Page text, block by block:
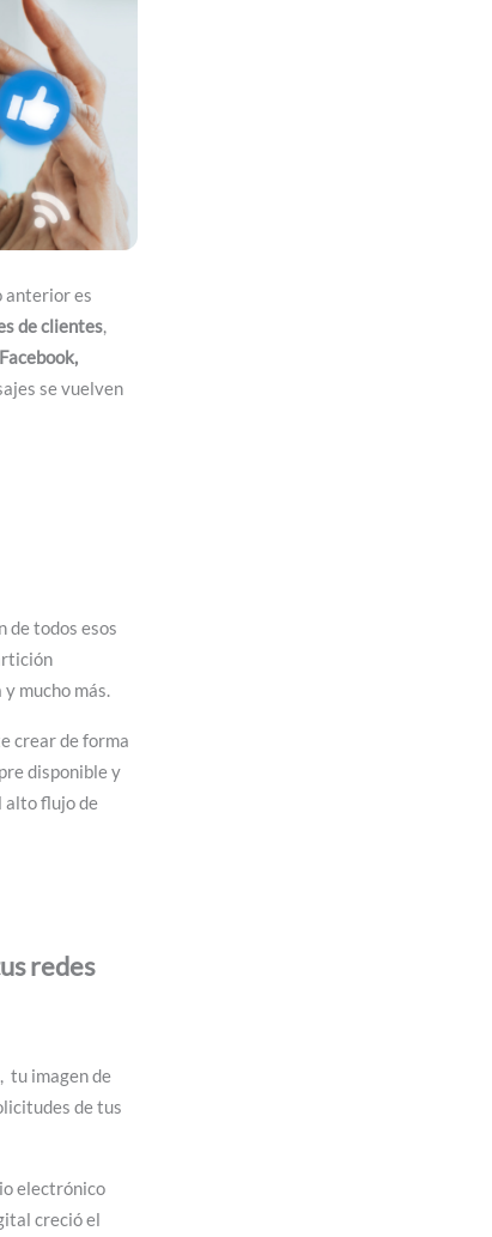
anterior es
de clientes,
se vuelven
de todos esos
mucho más.
crear de forma
disponible y
alto flujo de
redes
tu imagen de
de tus
electrónico
creció el